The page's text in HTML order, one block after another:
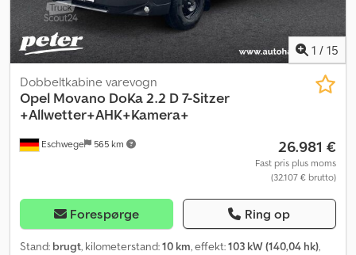
1 / 15
Eschwege 565 km
Dobbeltkabine varevogn
Opel Movano DoKa 2.2 D 7-Sitzer
+Allwetter+AHK+Kamera+
26.981 €
Fast pris plus moms
(32.107 € brutto)
Forespørge Ring op
Stand: brugt, kilometerstand:10 km, effekt:103 kW (140,04 hk),